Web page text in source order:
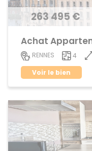
263 495 €
RENNES 4
Voir le bien